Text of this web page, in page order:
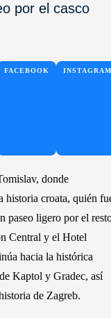
por el casco
FACEBOOK INSTAGRAM
donde
historia croata, quién
paseo ligero por el
Central y el Hotel
hacia la histórica
Kaptol y Gradec, así
de Zagreb.